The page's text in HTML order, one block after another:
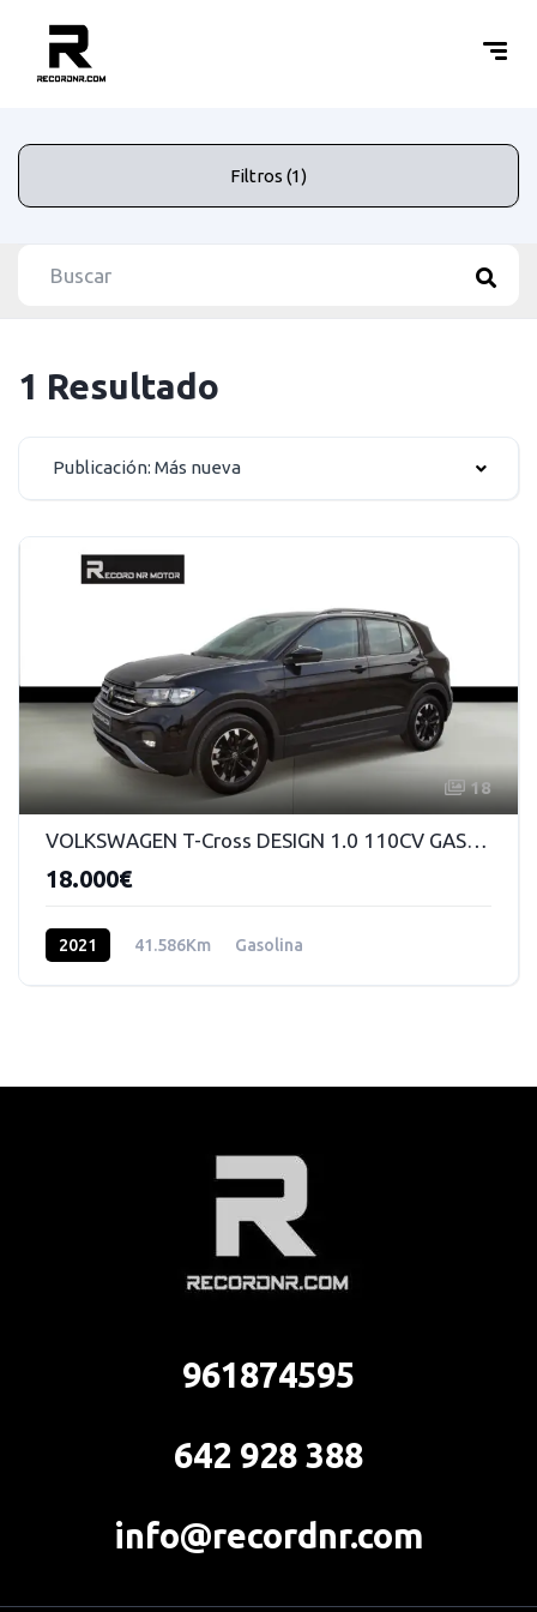
Filtros (1)
1 Resultado
Publicación: Más nueva
18
VOLKSWAGEN T-Cross DESIGN 1.0 110CV GASOLINA MANUAL 6VEL
18.000€
2021 41.586Km Gasolina
961874595
642 928 388
info@recordnr.com